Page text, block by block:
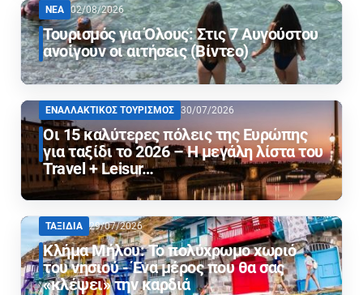
ΝΕΑ 02/08/2026
Τουρισμός για Όλους: Στις 7 Αυγούστου
ανοίγουν οι αιτήσεις (Βίντεο)
ΕΝΑΛΛΑΚΤΙΚΟΣ ΤΟΥΡΙΣΜΟΣ 30/07/2026
Οι 15 καλύτερες πόλεις της Ευρώπης
για ταξίδι το 2026 – Η μεγάλη λίστα του
Travel + Leisur…
ΤΑΞΙΔΙΑ 29/07/2026
Κλήμα Μήλου: Το πολύχρωμο χωριό
του νησιού - Ένα μέρος που θα σας
«κλέψει» την καρδιά